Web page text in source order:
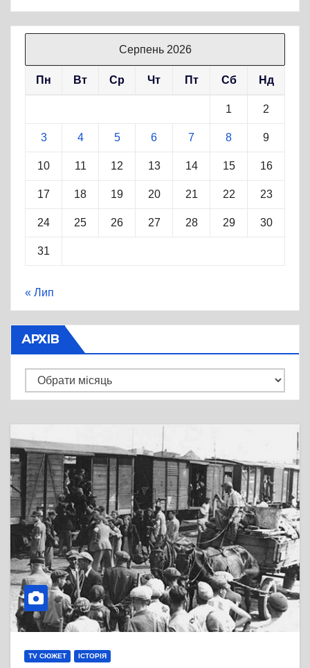
Серпень 2026
Пн Вт Ср Чт Пт Сб Нд
1 2
3 4 5 6 7 8 9
10 11 12 13 14 15 16
17 18 19 20 21 22 23
24 25 26 27 28 29 30
31
« Лип
АРХІВ
Архів
TV СЮЖЕТ ІСТОРІЯ